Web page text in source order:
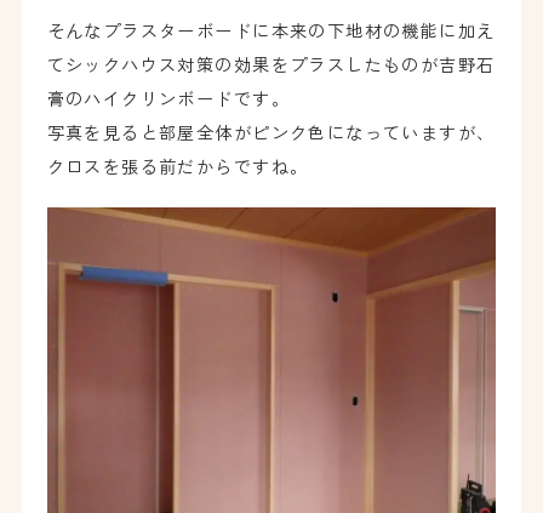
そんなプラスターボードに本来の下地材の機能に加え
てシックハウス対策の効果をプラスしたものが吉野石
膏のハイクリンボードです。
写真を見ると部屋全体がピンク色になっていますが、
クロスを張る前だからですね。